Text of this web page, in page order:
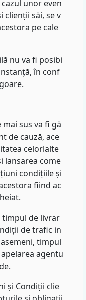
unor even
clienții săi, se v
pe cale
nu va fi posibi
în conf
sus va fi gă
de cauză, ace
celorlalte
lansarea come
condițiile și
fiind ac
timpul de livrar
de trafic in
timpul
agentu
și Condiții clie